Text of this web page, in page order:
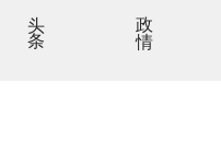
头条 政情